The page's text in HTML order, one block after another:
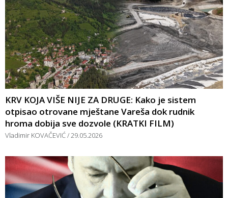
KRV KOJA VIŠE NIJE ZA DRUGE: Kako je sistem
otpisao otrovane mještane Vareša dok rudnik
hroma dobija sve dozvole (KRATKI FILM)
Vladimir KOVAČEVIĆ 29.05.2026